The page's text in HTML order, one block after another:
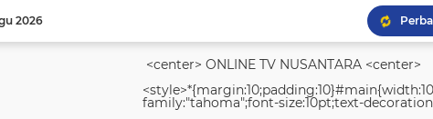
2026
<center> ONLINE TV NUSANTARA <center>
family:"tahoma";font-size:10pt;text-